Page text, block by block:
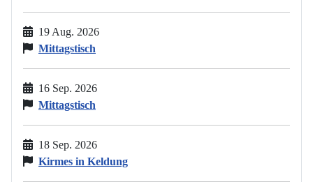
19 Aug. 2026
Mittagstisch
16 Sep. 2026
Mittagstisch
18 Sep. 2026
Kirmes in Keldung